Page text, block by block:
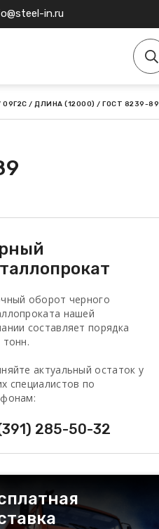
in.ru
09Г2С / ДЛИНА (12000) / ГОСТ 8239-89
оборот черного
нашей
составляет порядка
тонн.
актуальный остаток у
специалистов по
285-50-32